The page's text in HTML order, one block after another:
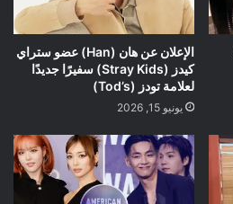
الإعلان عن هان (Han) عضو ستراي
كيدز (Stray Kids) سفيرًا جديدًا
لعلامة تودز (Tod’s)
يونيو 15, 2026